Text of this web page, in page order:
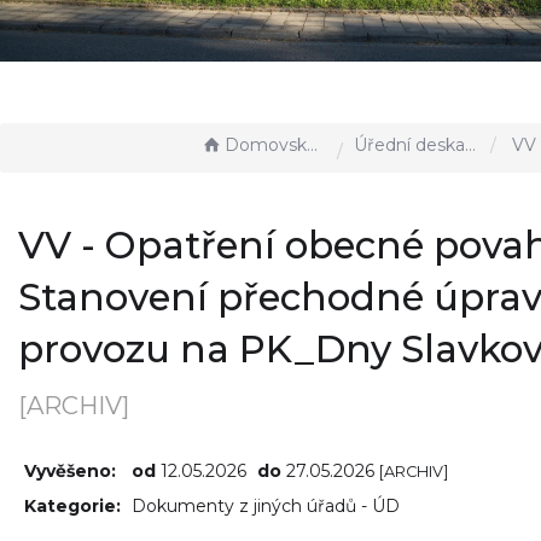
Domovská stránka Úřední deska - EÚD VV - Opatření obecné
VV - Opatření obecné
Stanovení přechodné
provozu na PK_Dny
[ARCHIV]
Vyvěšeno: od 12.05.2026 do 27.05.2026 [ARCHIV]
Kategorie: Dokumenty z jiných úřadů - ÚD